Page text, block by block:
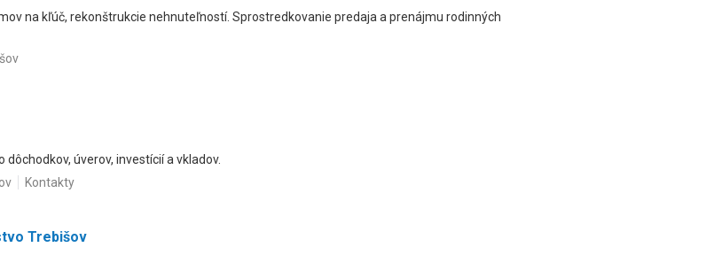
na kľúč, rekonštrukcie nehnuteľností. Sprostredkovanie predaja a prenájmu rodinných
úverov, investícií a vkladov.
Kontakty
Trebišov